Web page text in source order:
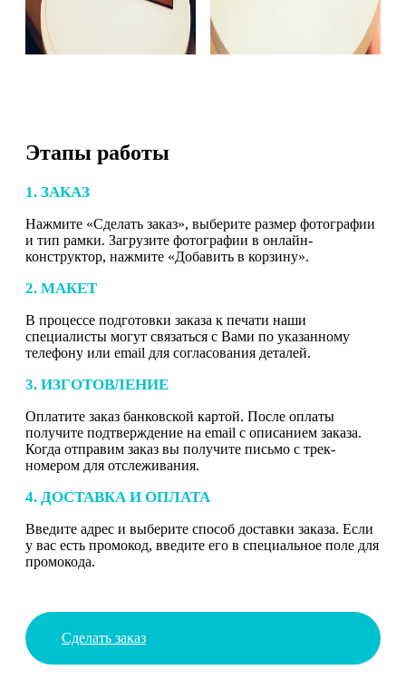
Этапы работы
1. ЗАКАЗ
Нажмите «Сделать заказ», выберите размер фотографии
и тип рамки. Загрузите фотографии в онлайн-
конструктор, нажмите «Добавить в корзину».
2. МАКЕТ
В процессе подготовки заказа к печати наши
специалисты могут связаться с Вами по указанному
телефону или email для согласования деталей.
3. ИЗГОТОВЛЕНИЕ
Оплатите заказ банковской картой. После оплаты
получите подтверждение на email с описанием заказа.
Когда отправим заказ вы получите письмо с трек-
номером для отслеживания.
4. ДОСТАВКА И ОПЛАТА
Введите адрес и выберите способ доставки заказа. Если
у вас есть промокод, введите его в специальное поле для
промокода.
Сделать заказ